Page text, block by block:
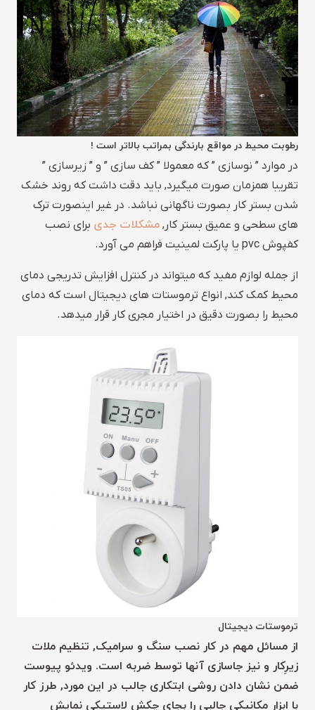
رطوبت محیط در مواقع بارندگی بمراتب بالاتر است !
در موارد ” نوسازی ” که معمولا ” کف سازی ” و ” زیرسازی ”
تقریبا همزمان صورت میگیرد, باید دقت داشت که روند خشک
شدن بستر کار بصورت ناگهانی نباشد. در غیر اینصورت ترک
های سطحی و عمیق بستر کار, مشکلات جدی برای نصب
کفپوش pvc یا پارکت لمینیت فراهم می آورد.
از جمله لوازم مفید که میتواند در کنترل افزایش تدریجی دمای
محیط کمک کند, انواع ترموستات های دیجیتال است که دمای
محیط را بصورت دقیق در اختیار مجری کار قرار میدهد.
ترموستات دیجیتال
از مسائل مهم در کار نصب سنگ و سرامیک, تنظیم ملات
زیرِکار و نیز جاسازی آنها توسط ضربه است. ویدئو پیوست
ضمن نشان دادن روشی ابتکاری جالب در این مورد, طرز کار
با ابزار مکانیکی جالبی را بجای چکش لاستیکی نمایش